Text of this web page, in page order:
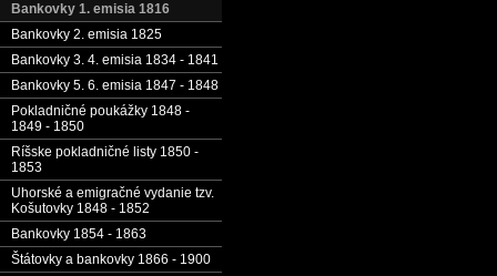
Bankovky 1. emisia 1816
Bankovky 2. emisia 1825
Bankovky 3. 4. emisia 1834 - 1841
Bankovky 5. 6. emisia 1847 - 1848
Pokladničné poukážky 1848 -
1849 - 1850
Ríšske pokladničné listy 1850 -
1853
Uhorské a emigračné vydanie tzv.
Košutovky 1848 - 1852
Bankovky 1854 - 1863
Štátovky a bankovky 1866 - 1900